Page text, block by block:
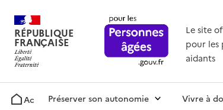
RÉPUBLIQUE
FRANÇAISE
Le site
pour les
aidants
AccueilPréserver son autonomie Vivre à